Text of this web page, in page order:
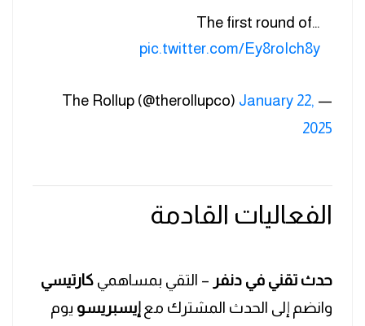
The first round of…
pic.twitter.com/Ey8roIch8y
— The Rollup (@therollupco)
January 22,
2025
الفعاليات القادمة
حدث تقني في دنفر – التقي بمساهمي كارتيسي
وانضم إلى الحدث المشترك مع إيسبريسو يوم